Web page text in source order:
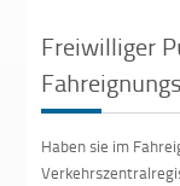
Freiwilliger
Haben sie im